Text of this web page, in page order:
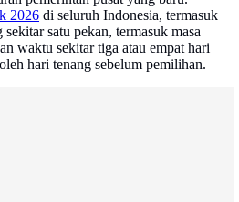
2026 di seluruh Indonesia, termasuk
satu pekan, termasuk masa
waktu sekitar tiga atau empat hari
hari tenang sebelum pemilihan.